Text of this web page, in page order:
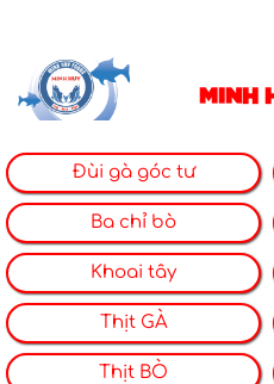
MINH
Đùi gà góc tư
Ba chỉ bò
Khoai tây
Thịt GÀ
Thịt BÒ